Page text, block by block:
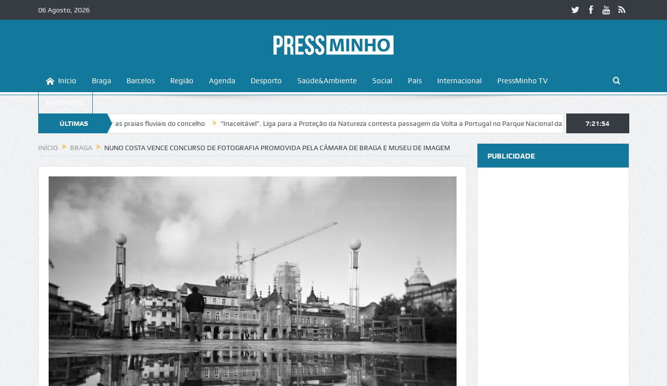
06 Agosto, 2026
Início Braga Barcelos Região Agenda Desporto Saúde&Ambiente Social País Internacional PressMinho TV
Multimédia
ÚLTIMAS
NOTÍCIAS
a conhecer e proteger as praias fluviais do concelho “Inaceitável”. Liga para a Proteção da Natureza contesta passagem da Volta a Portugal no Parque Nacional da Peneda-Gerês Esposende.
7:21:54
INÍCIO BRAGA NUNO COSTA VENCE CONCURSO DE FOTOGRAFIA PROMOVIDA PELA CÂMARA DE BRAGA E MUSEU DE IMAGEM
PUBLICIDADE